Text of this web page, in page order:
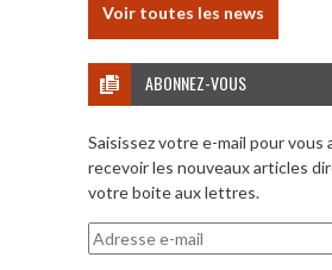
Voir toutes les news
ABONNEZ-VOUS
Saisissez votre e-mail pour vous
recevoir les nouveaux articles
votre boite aux lettres.
Adresse
e-